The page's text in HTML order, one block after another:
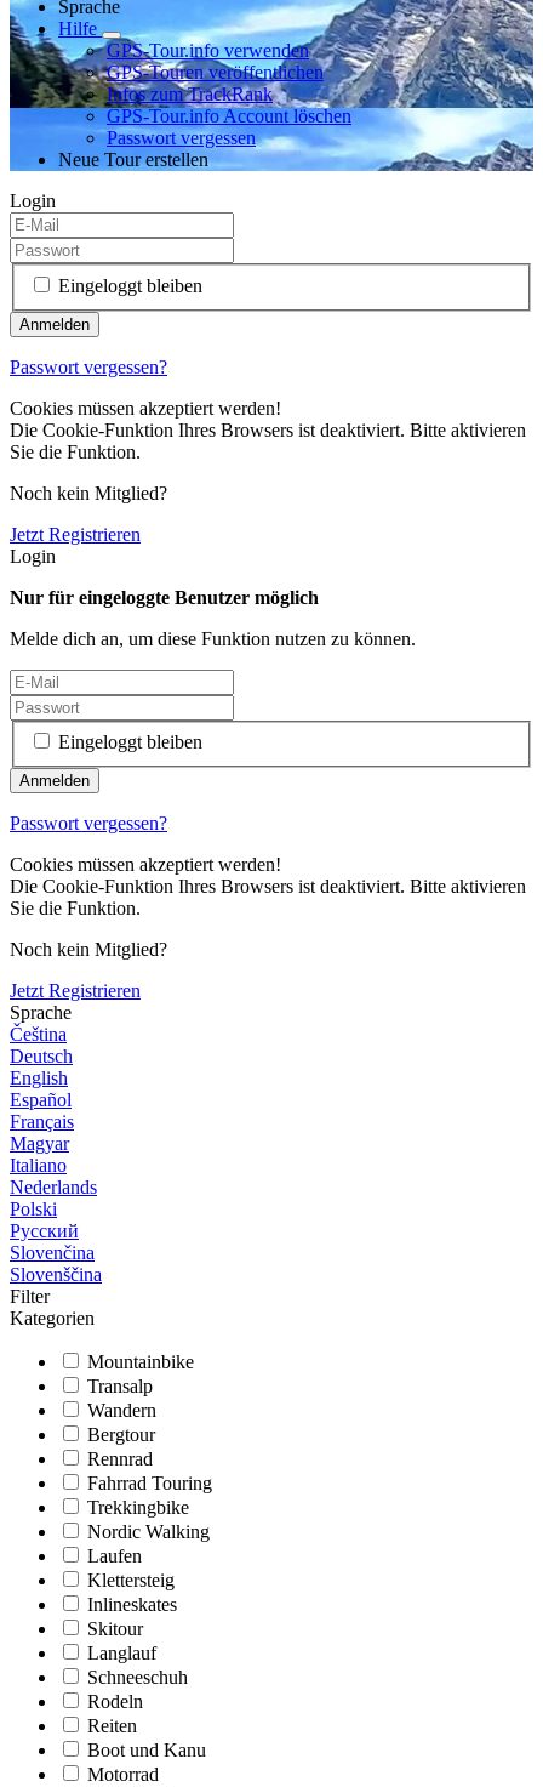
Sprache
Hilfe
GPS-Tour.info verwenden
GPS-Touren veröffentlichen
Infos zum TrackRank
GPS-Tour.info Account löschen
Passwort vergessen
Neue Tour erstellen
Login
Eingeloggt bleiben
Passwort vergessen?
Cookies müssen akzeptiert werden!
Die Cookie-Funktion Ihres Browsers ist deaktiviert. Bitte aktivieren
Sie die Funktion.
Noch kein Mitglied?
Jetzt Registrieren
Login
Nur für eingeloggte Benutzer möglich
Melde dich an, um diese Funktion nutzen zu können.
Eingeloggt bleiben
Passwort vergessen?
Cookies müssen akzeptiert werden!
Die Cookie-Funktion Ihres Browsers ist deaktiviert. Bitte aktivieren
Sie die Funktion.
Noch kein Mitglied?
Jetzt Registrieren
Sprache
Čeština
Deutsch
English
Español
Français
Magyar
Italiano
Nederlands
Polski
Русский
Slovenčina
Slovenščina
Filter
Kategorien
Mountainbike
Transalp
Wandern
Bergtour
Rennrad
Fahrrad Touring
Trekkingbike
Nordic Walking
Laufen
Klettersteig
Inlineskates
Skitour
Langlauf
Schneeschuh
Rodeln
Reiten
Boot und Kanu
Motorrad